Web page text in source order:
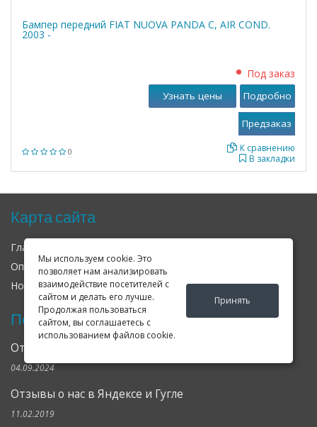
Мы используем cookie. Это
позволяет нам анализировать
взаимодействие посетителей с
сайтом и делать его лучше.
Продолжая пользоваться
сайтом, вы соглашаетесь с
использованием файлов cookie.
Принять
Бампер передний FIAT NUOVA PANDA C, AIR COND.
2003 -
0
Под заказ
В закладки
К сравнению
Узнать цены Подробно
Карта сайта
Главная
Оплата
Доставка
Новости
Оферта Соглашение
Последние новости
Открылся клубный сервис Geely в Петербурге
04.09.2024
Отзывы о нас в Яндексе и Гугле
11.02.2019